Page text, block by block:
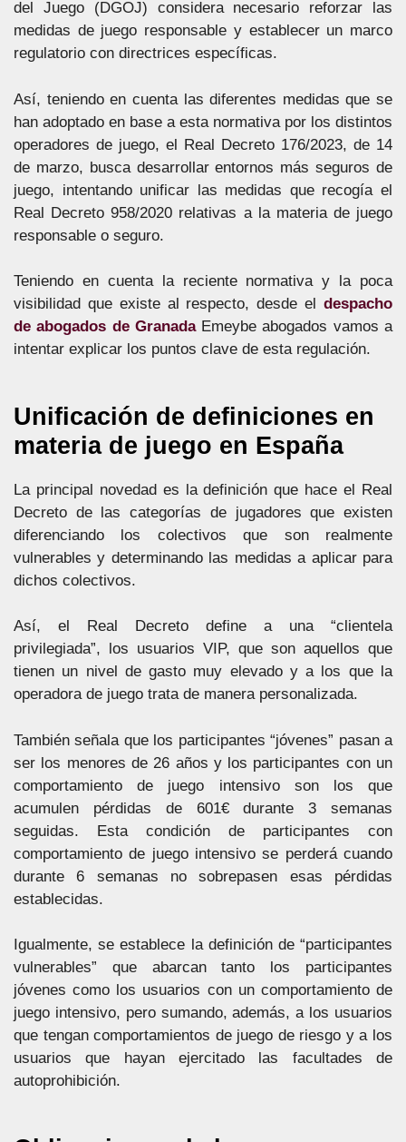
del Juego (DGOJ) considera necesario reforzar las
medidas de juego responsable y establecer un marco
regulatorio con directrices específicas.
Así, teniendo en cuenta las diferentes medidas que se
han adoptado en base a esta normativa por los distintos
operadores de juego, el Real Decreto 176/2023, de 14
de marzo, busca desarrollar entornos más seguros de
juego, intentando unificar las medidas que recogía el
Real Decreto 958/2020 relativas a la materia de juego
responsable o seguro.
Teniendo en cuenta la reciente normativa y la poca
visibilidad que existe al respecto, desde el despacho
de abogados de GranadaEmeybe abogados vamos a
intentar explicar los puntos clave de esta regulación.
Unificación de definiciones en
materia de juego en España
La principal novedad es la definición que hace el Real
Decreto de las categorías de jugadores que existen
diferenciando los colectivos que son realmente
vulnerables y determinando las medidas a aplicar para
dichos colectivos.
Así, el Real Decreto define a una “clientela
privilegiada”, los usuarios VIP, que son aquellos que
tienen un nivel de gasto muy elevado y a los que la
operadora de juego trata de manera personalizada.
También señala que los participantes “jóvenes” pasan a
ser los menores de 26 años y los participantes con un
comportamiento de juego intensivo son los que
acumulen pérdidas de 601€ durante 3 semanas
seguidas. Esta condición de participantes con
comportamiento de juego intensivo se perderá cuando
durante 6 semanas no sobrepasen esas pérdidas
establecidas.
Igualmente, se establece la definición de “participantes
vulnerables” que abarcan tanto los participantes
jóvenes como los usuarios con un comportamiento de
juego intensivo, pero sumando, además, a los usuarios
que tengan comportamientos de juego de riesgo y a los
usuarios que hayan ejercitado las facultades de
autoprohibición.